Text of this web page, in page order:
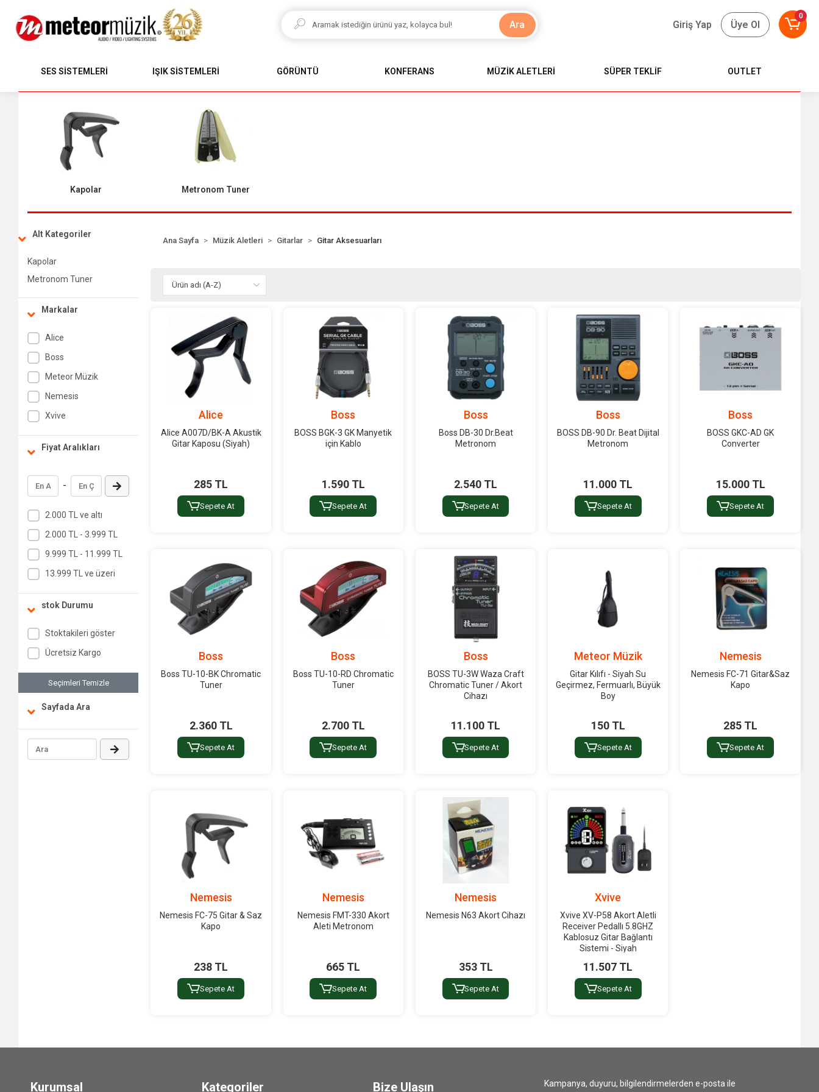
Ara Giriş Yap Üye Ol
0
SES SİSTEMLERİ IŞIK SİSTEMLERİ GÖRÜNTÜ KONFERANS MÜZİK ALETLERİ SÜPER TEKLİF OUTLET
Kapolar Metronom Tuner
Alt Kategoriler
Kapolar
Metronom Tuner
Markalar
Alice
Boss
Meteor Müzik
Nemesis
Xvive
Fiyat Aralıkları
-
2.000 TL ve altı
2.000 TL - 3.999 TL
9.999 TL - 11.999 TL
13.999 TL ve üzeri
stok Durumu
Stoktakileri göster
Ücretsiz Kargo
Seçimleri Temizle
Sayfada Ara
Ana Sayfa Müzik Aletleri Gitarlar Gitar Aksesuarları
Alice
Alice A007D/BK-A Akustik
Gitar Kaposu (Siyah)
285 TL
Sepete At
Boss
BOSS BGK-3 GK Manyetik
için Kablo
1.590 TL
Sepete At
Boss
Boss DB-30 Dr.Beat
Metronom
2.540 TL
Sepete At
Boss
BOSS DB-90 Dr. Beat Dijital
Metronom
11.000 TL
Sepete At
Boss
BOSS GKC-AD GK
Converter
15.000 TL
Sepete At
Boss
Boss TU-10-BK Chromatic
Tuner
2.360 TL
Sepete At
Boss
Boss TU-10-RD Chromatic
Tuner
2.700 TL
Sepete At
Boss
BOSS TU-3W Waza Craft
Chromatic Tuner / Akort
Cihazı
11.100 TL
Sepete At
Meteor Müzik
Gitar Kılıfı - Siyah Su
Geçirmez, Fermuarlı, Büyük
Boy
150 TL
Sepete At
Nemesis
Nemesis FC-71 Gitar&Saz
Kapo
285 TL
Sepete At
Nemesis
Nemesis FC-75 Gitar & Saz
Kapo
238 TL
Sepete At
Nemesis
Nemesis FMT-330 Akort
Aleti Metronom
665 TL
Sepete At
Nemesis
Nemesis N63 Akort Cihazı
353 TL
Sepete At
Xvive
Xvive XV-P58 Akort Aletli
Receiver Pedallı 5.8GHZ
Kablosuz Gitar Bağlantı
Sistemi - Siyah
11.507 TL
Sepete At
Kurumsal Kategoriler Bize Ulaşın
Kampanya, duyuru, bilgilendirmelerden e-posta ile